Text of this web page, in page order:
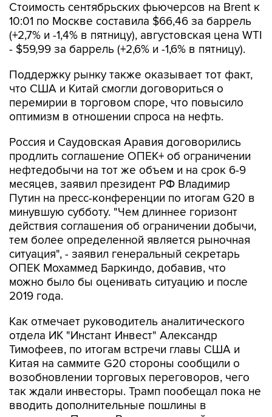
Стоимость сентябрьских фьючерсов на Brent к
10:01 по Москве составила $66,46 за баррель
(+2,7% и -1,4% в пятницу), августовская цена WTI
- $59,99 за баррель (+2,6% и -1,6% в пятницу).
Поддержку рынку также оказывает тот факт,
что США и Китай смогли договориться о
перемирии в торговом споре, что повысило
оптимизм в отношении спроса на нефть.
Россия и Саудовская Аравия договорились
продлить соглашение ОПЕК+ об ограничении
нефтедобычи на тот же объем и на срок 6-9
месяцев, заявил президент РФ Владимир
Путин на пресс-конференции по итогам G20 в
минувшую субботу. "Чем длиннее горизонт
действия соглашения об ограничении добычи,
тем более определенной является рыночная
ситуация", - заявил генеральный секретарь
ОПЕК Мохаммед Баркиндо, добавив, что
можно было бы оценивать ситуацию и после
2019 года.
Как отмечает руководитель аналитического
отдела ИК "Инстант Инвест" Александр
Тимофеев, по итогам встречи главы США и
Китая на саммите G20 стороны сообщили о
возобновлении торговых переговоров, чего
так ждали инвесторы. Трамп пообещал пока не
вводить дополнительные пошлины в